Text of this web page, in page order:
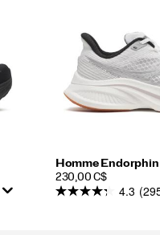
Homme Endorphin
PRICE
230,00 C$
4.3